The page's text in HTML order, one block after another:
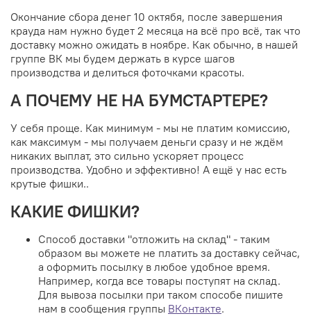
Окончание сбора денег 10 октябя, после завершения
крауда нам нужно будет 2 месяца на всё про всё, так что
доставку можно ожидать в ноябре. Как обычно, в нашей
группе ВК мы будем держать в курсе шагов
производства и делиться фоточками красоты.
А ПОЧЕМУ НЕ НА БУМСТАРТЕРЕ?
У себя проще. Как минимум - мы не платим комиссию,
как максимум - мы получаем деньги сразу и не ждём
никаких выплат, это сильно ускоряет процесс
производства. Удобно и эффективно! А ещё у нас есть
крутые фишки..
КАКИЕ ФИШКИ?
Способ доставки "отложить на склад" - таким
образом вы можете не платить за доставку сейчас,
а оформить посылку в любое удобное время.
Например, когда все товары поступят на склад.
Для вывоза посылки при таком способе пишите
нам в сообщения группы ВКонтакте.